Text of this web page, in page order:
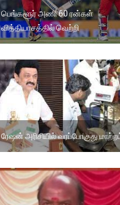
பெங்களூர் அணி 60 ரன்கள்
வித்தியாசத்தில் வெற்றி
ரேஷன் அரிசியில் வரப்போகுது